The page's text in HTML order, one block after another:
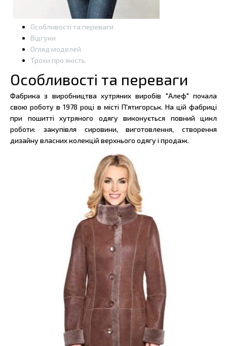
Особливості та переваги
Відгуки
Огляд моделей
Трохи про якість
Особливості та переваги
Фабрика з виробництва хутряних виробів "Алеф" почала
свою роботу в 1978 році в місті П'ятигорськ. На цій фабриці
при пошитті хутряного одягу виконується повний цикл
роботи: закупівля сировини, виготовлення, створення
дизайну власних колекцій верхнього одягу і продаж.